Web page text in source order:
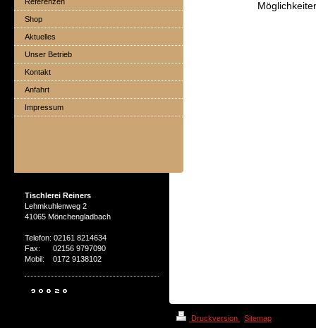
Shop
Aktuelles
Unser Betrieb
Kontakt
Anfahrt
Impressum
Tischlerei Reiners
Lehmkuhlenweg 2
41065 Mönchengladbach
Telefon: 02161 8214634
Fax: 02156 9797090
Mobil: 0172 9138102
Druckversion
Sitemap